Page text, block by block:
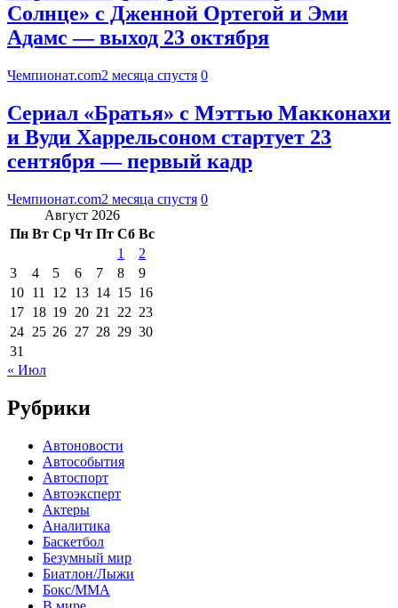
Солнце» с Дженной Ортегой и Эми
Адамс — выход 23 октября
Чемпионат.com2 месяца спустя 0
Сериал «Братья» с Мэттью Макконахи
и Вуди Харрельсоном стартует 23
сентября — первый кадр
Чемпионат.com2 месяца спустя 0
Август 2026
Пн Вт Ср Чт Пт Сб Вс
1
2
3
4 5 6 7 8
9
10 11 12 13 14 15 16
17 18 19 20 21 22 23
24 25 26 27 28 29 30
31
« Июл
Рубрики
Автоновости
Автособытия
Автоспорт
Автоэксперт
Актеры
Аналитика
Баскетбол
Безумный мир
Биатлон/Лыжи
Бокс/MMA